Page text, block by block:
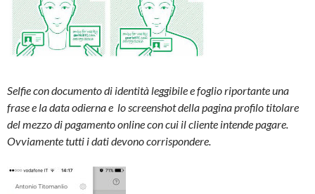
Selfie con documento di identità leggibile e foglio riportante una
frase e la data odierna e lo screenshot della pagina profilo titolare
del mezzo di pagamento online con cui il cliente intende pagare.
Ovviamente tutti i dati devono corrispondere.